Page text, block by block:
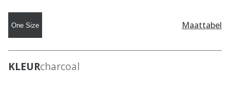
One Size Maattabel
KLEURcharcoal